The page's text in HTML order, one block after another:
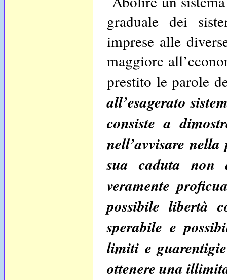
graduale dei
imprese alle
maggiore
prestito le parole
all’esagerato
consiste a
nell’avvisare
sua caduta non
veramente
possibile libertà
sperabile e
limiti e
ottenere una